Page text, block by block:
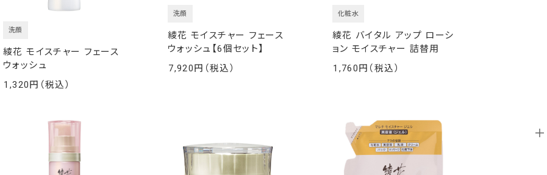
綾花 モイスチャー フェース
ウォッシュ
洗顔
1,320
綾花 モイスチャー フェース
ウォッシュ【6個セット】
洗顔
7,920
綾花 バイタル アップ ローシ
ョン モイスチャー 詰替用
化粧水
1,760